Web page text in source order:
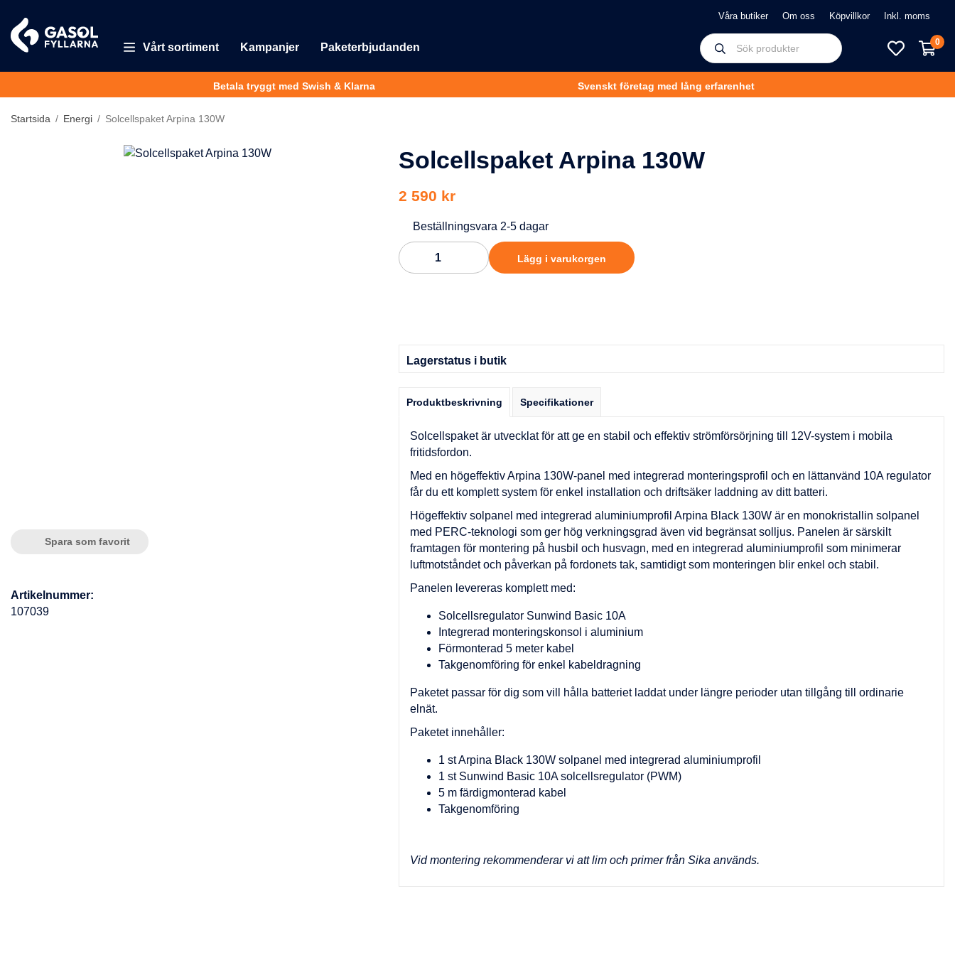
Vårt sortiment Kampanjer Paketerbjudanden
Våra butiker Om oss Köpvillkor
0
Betala tryggt med Swish & Klarna Svenskt företag med lång erfarenhet
Startsida / Energi / Solcellspaket Arpina 130W
Solcellspaket Arpina 130W
2 590 kr
Beställningsvara 2-5 dagar
Lägg i varukorgen
Lagerstatus i butik
Produktbeskrivning Specifikationer
Solcellspaket är utvecklat för att ge en stabil och effektiv strömförsörjning till 12V-system i mobila
fritidsfordon.
Med en högeffektiv Arpina 130W-panel med integrerad monteringsprofil och en lättanvänd 10A regulator
får du ett komplett system för enkel installation och driftsäker laddning av ditt batteri.
Högeffektiv solpanel med integrerad aluminiumprofil Arpina Black 130W är en monokristallin solpanel
med PERC-teknologi som ger hög verkningsgrad även vid begränsat solljus. Panelen är särskilt
framtagen för montering på husbil och husvagn, med en integrerad aluminiumprofil som minimerar
luftmotståndet och påverkan på fordonets tak, samtidigt som monteringen blir enkel och stabil.
Panelen levereras komplett med:
Solcellsregulator Sunwind Basic 10A
Integrerad monteringskonsol i aluminium
Förmonterad 5 meter kabel
Takgenomföring för enkel kabeldragning
Paketet passar för dig som vill hålla batteriet laddat under längre perioder utan tillgång till ordinarie
elnät.
Paketet innehåller:
1 st Arpina Black 130W solpanel med integrerad aluminiumprofil
1 st Sunwind Basic 10A solcellsregulator (PWM)
5 m färdigmonterad kabel
Takgenomföring
Vid montering rekommenderar vi att lim och primer från Sika används.
Spara som favorit
Artikelnummer:
107039